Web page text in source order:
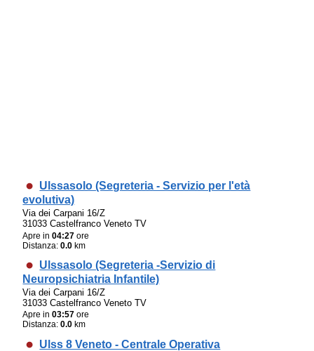
Ulssasolo (Segreteria - Servizio per l'età
evolutiva)
Via dei Carpani 16/Z
31033 Castelfranco Veneto TV
Apre in04:27 ore
Distanza:0.0 km
Ulssasolo (Segreteria -Servizio di
Neuropsichiatria Infantile)
Via dei Carpani 16/Z
31033 Castelfranco Veneto TV
Apre in03:57 ore
Distanza:0.0 km
Ulss 8 Veneto - Centrale Operativa